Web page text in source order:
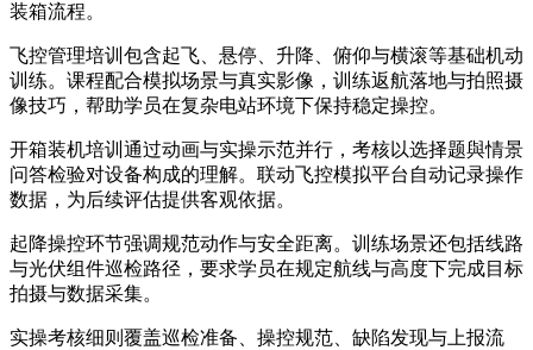
装箱流程。
飞控管理培训包含起飞、悬停、升降、俯仰与横滚等基础机动
训练。课程配合模拟场景与真实影像，训练返航落地与拍照摄
像技巧，帮助学员在复杂电站环境下保持稳定操控。
开箱装机培训通过动画与实操示范并行，考核以选择题與情景
问答检验对设备构成的理解。联动飞控模拟平台自动记录操作
数据，为后续评估提供客观依据。
起降操控环节强调规范动作与安全距离。训练场景还包括线路
与光伏组件巡检路径，要求学员在规定航线与高度下完成目标
拍摄与数据采集。
实操考核细则覆盖巡检准备、操控规范、缺陷发现与上报流